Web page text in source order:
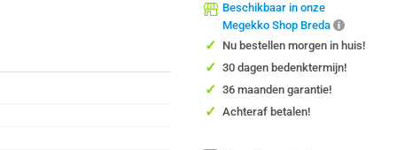
Beschikbaar in onze
Megekko Shop Breda
✓ Nu bestellen morgen in huis!
✓ 30 dagen bedenktermijn!
✓ 36 maanden garantie!
✓ Achteraf betalen!